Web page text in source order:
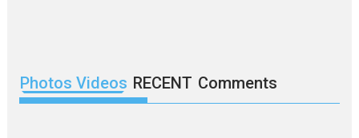
Photos Videos RECENT Comments